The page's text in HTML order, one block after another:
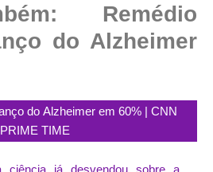
Remédio
do Alzheimer
do Alzheimer em 60% | CNN
PRIME TIME
ciência já desvendou sobre a